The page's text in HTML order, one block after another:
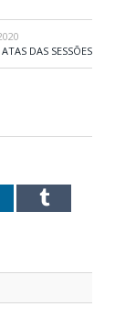
DAS SESSÕES
Tumblr